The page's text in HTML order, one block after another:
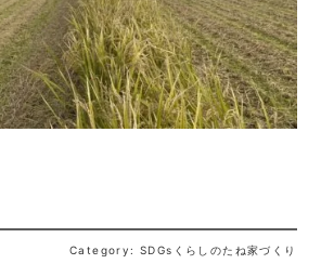
Category: SDGsくらしのたね家づくり